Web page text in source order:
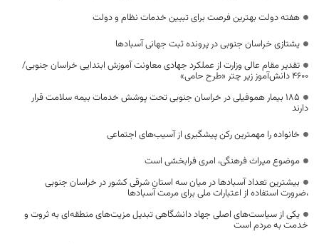
هفته دولت بهترین فرصت برای تبیین خدمات نظام و دولت
یشتازی خراسان جنوبی در پرونده ثبت جهانی آسبادها
تقدیر مقام عالی وزارت از عملکرد جهادی معاونت آموزش ابتدایی خراسان جنوبی/
۴۶۰۰ دانش‌آموز زیر چتر «طرح حامی»
۱۸۵ بیمار هموفیلی در خراسان جنوبی تحت پوشش خدمات بیمه سلامت قرار
دارند
خانواده را مهمترین رکن پیشگیری از آسیب‌های اجتماعی
موضوع میراث فرهنگی، امری فرابخشی است
بیشترین تعداد آسبادها در میان سه استان شرقی کشور در خراسان جنوبی
،ضرورت استفاده از اعتبارات ملی برای مرمت آسبادها
یکی از سیاست‌های اصلی جهاد دانشگاهی تبدیل مزیت‌های منطقه‌ای به ثروت و
خدمت به مردم است